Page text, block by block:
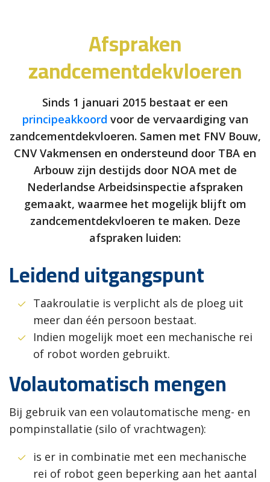
Afspraken
zandcementdekvloeren
Sinds 1 januari 2015 bestaat er een
principeakkoord voor de vervaardiging van
zandcementdekvloeren. Samen met FNV Bouw,
CNV Vakmensen en ondersteund door TBA en
Arbouw zijn destijds door NOA met de
Nederlandse Arbeidsinspectie afspraken
gemaakt, waarmee het mogelijk blijft om
zandcementdekvloeren te maken. Deze
afspraken luiden:
Leidend uitgangspunt
Taakroulatie is verplicht als de ploeg uit
meer dan één persoon bestaat.
Indien mogelijk moet een mechanische rei
of robot worden gebruikt.
Volautomatisch mengen
Bij gebruik van een volautomatische meng- en
pompinstallatie (silo of vrachtwagen):
is er in combinatie met een mechanische
rei of robot geen beperking aan het aantal